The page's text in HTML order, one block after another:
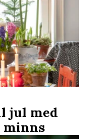
jul med
minns